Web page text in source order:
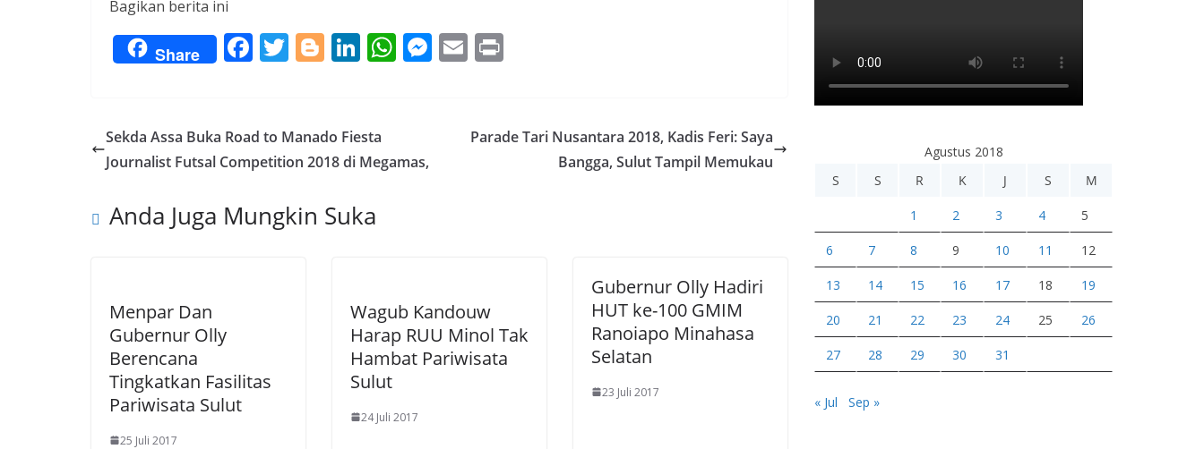
Bagikan berita ini
Share F
b
o
k
T
er
Bl
g
er
Li
e
dI
W
A
M E
l
Sekda Assa Buka Road to Manado Fiesta
Journalist Futsal Competition 2018 di Megamas,
Parade Tari Nusantara 2018, Kadis Feri: Saya
Bangga, Sulut Tampil Memukau
Anda Juga Mungkin Suka
Menpar Dan
Gubernur Olly
Berencana
Tingkatkan Fasilitas
Pariwisata Sulut
25 Juli 2017
Wagub Kandouw
Harap RUU Minol Tak
Hambat Pariwisata
Sulut
24 Juli 2017
Gubernur Olly Hadiri
HUT ke-100 GMIM
Ranoiapo Minahasa
Selatan
23 Juli 2017
Agustus 2018
S
S R K J S M
1 2 3 4 5
6 7 8 9 10 11 12
13 14 15 16 17 18 19
20 21 22 23 24 25 26
27 28 29 30 31
« Jul Sep »